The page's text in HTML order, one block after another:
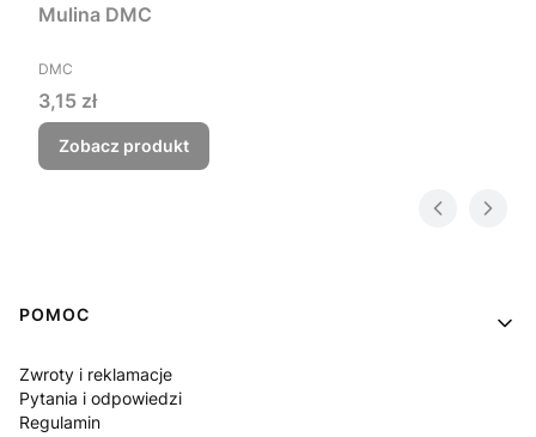
Mulina DMC
PRODUCENT
DMC
Cena
3,15 zł
Zobacz produkt
Linki w stopce
POMOC
Zwroty i reklamacje
Pytania i odpowiedzi
Regulamin